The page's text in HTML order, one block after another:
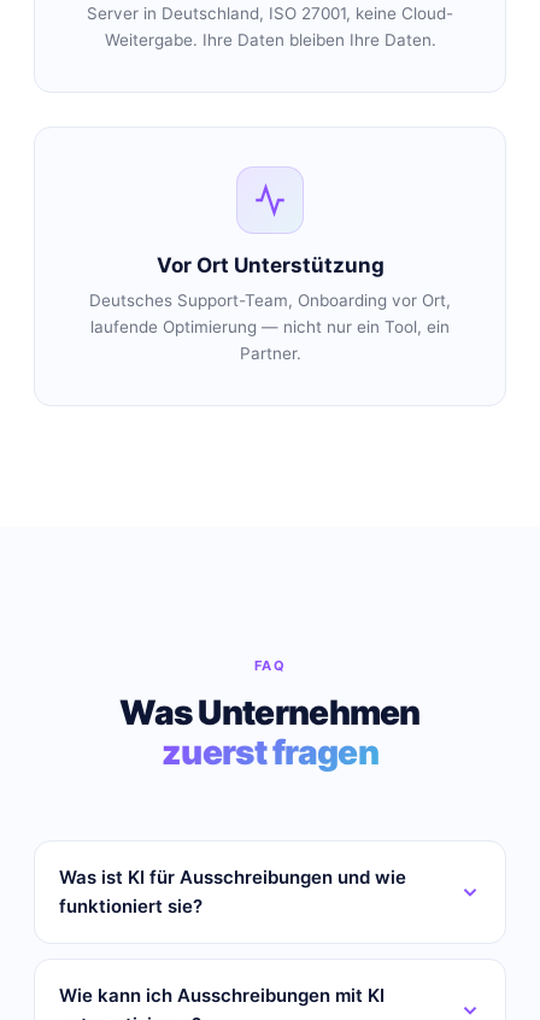
Server in Deutschland, ISO 27001, keine Cloud-
Weitergabe. Ihre Daten bleiben Ihre Daten.
Vor Ort Unterstützung
Deutsches Support-Team, Onboarding vor Ort,
laufende Optimierung — nicht nur ein Tool, ein
Partner.
FAQ
Was Unternehmen
zuerst fragen
Was ist KI für Ausschreibungen und wie
funktioniert sie?
Wie kann ich Ausschreibungen mit KI